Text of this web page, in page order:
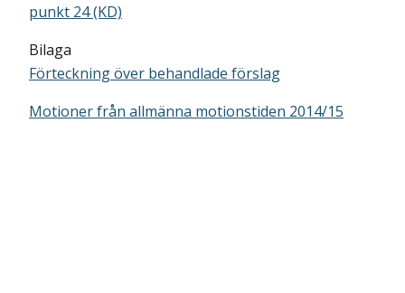
punkt 24 (KD)
Bilaga
Förteckning över behandlade förslag
Motioner från allmänna motionstiden 2014/15